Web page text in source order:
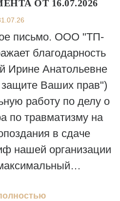
ОТ 16.07.2026
письмо. ООО "ТП-
благодарность
Ирине Анатольевне
Ваших прав")
работу по делу о
по травматизму на
в сдаче
нашей организации